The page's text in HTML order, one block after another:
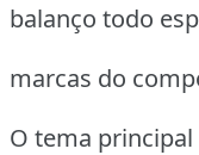
balanço todo
marcas do
O tema